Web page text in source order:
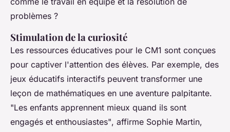
problèmes ?
Stimulation de la curiosité
Les ressources éducatives pour le CM1 sont conçues
pour captiver l'attention des élèves. Par exemple, des
jeux éducatifs interactifs peuvent transformer une
leçon de mathématiques en une aventure palpitante.
"Les enfants apprennent mieux quand ils sont
engagés et enthousiastes", affirme Sophie Martin,